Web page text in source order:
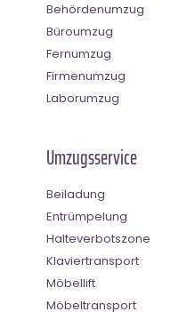
Behördenumzug
Büroumzug
Fernumzug
Firmenumzug
Laborumzug
Umzugsservice
Beiladung
Entrümpelung
Halteverbotszone
Klaviertransport
Möbellift
Möbeltransport